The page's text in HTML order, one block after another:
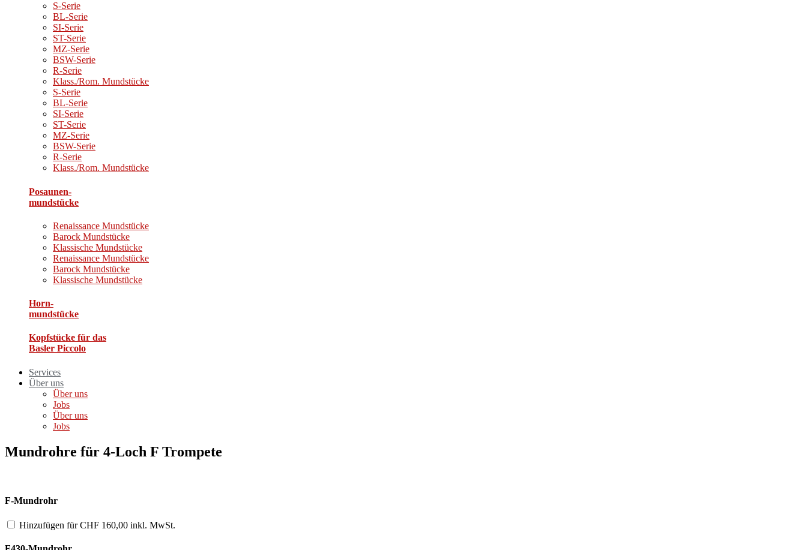
S-Serie
BL-Serie
SI-Serie
ST-Serie
MZ-Serie
BSW-Serie
R-Serie
Klass./Rom. Mundstücke
S-Serie
BL-Serie
SI-Serie
ST-Serie
MZ-Serie
BSW-Serie
R-Serie
Klass./Rom. Mundstücke
Posaunen-
mundstücke
Renaissance Mundstücke
Barock Mundstücke
Klassische Mundstücke
Renaissance Mundstücke
Barock Mundstücke
Klassische Mundstücke
Horn-
mundstücke
Kopfstücke für das
Basler Piccolo​
Services
Über uns
Über uns
Jobs
Über uns
Jobs
Mundrohre für 4-Loch F Trompete
F-Mundrohr
Hinzufügen fürCHF 160,00 inkl. MwSt.